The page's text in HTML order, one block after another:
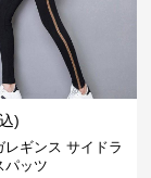
)
レギンス サイドラ
パッツ